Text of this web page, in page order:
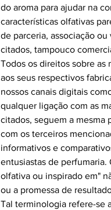
do aroma para ajudar na
características olfativas
de parceria, associação
citados, tampouco
Todos os direitos sobre as
aos seus respectivos
nossos canais digitais
qualquer ligação com as
citados, seguem a mesma
com os terceiros
informativos e
entusiastas de perfumaria.
olfativa ou inspirado em"
ou a promessa de
Tal terminologia refere-se